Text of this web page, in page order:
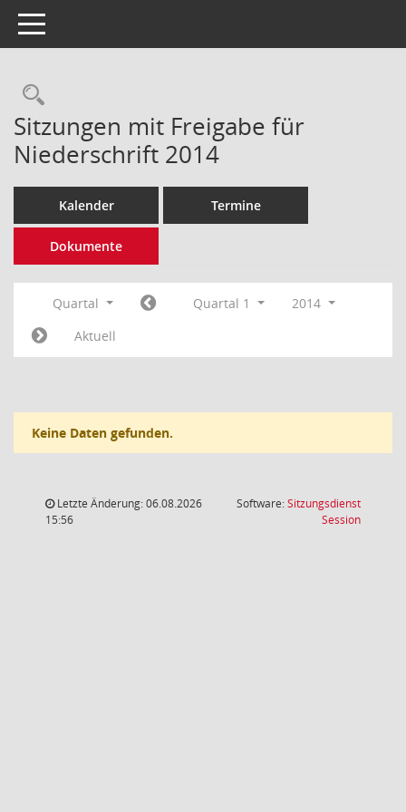
Toggle navigation
Rechercheauswahl
Sitzungen mit Freigabe für
Niederschrift 2014
Kalender Termine
Dokumente
Quartal Quartal 1
2014
Aktuell
Keine Daten gefunden.
Letzte Änderung: 06.08.2026
15:56
Software:Sitzungsdienst
Session(Wird in